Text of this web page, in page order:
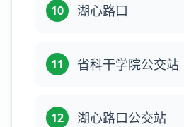
10 湖心路口
11 省科干学院公交站
12 湖心路口公交站